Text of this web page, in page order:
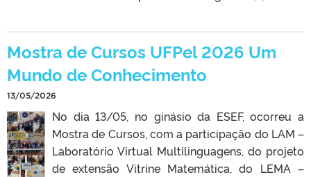
Mostra de Cursos UFPel 2026 Um
Mundo de Conhecimento
13/05/2026
No dia 13/05, no ginásio da ESEF, ocorreu a
Mostra de Cursos, com a participação do LAM –
Laboratório Virtual Multilinguagens, do projeto
de extensão Vitrine Matemática, do LEMA –